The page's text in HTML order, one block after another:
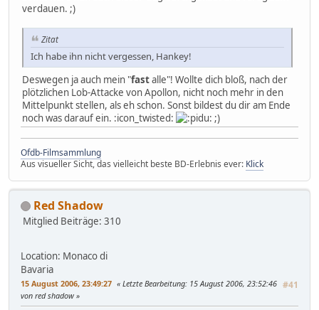
verdauen. ;)
Zitat
Ich habe ihn nicht vergessen, Hankey!
Deswegen ja auch mein "fastalle"! Wollte dich bloß, nach der
plötzlichen Lob-Attacke von Apollon, nicht noch mehr in den
Mittelpunkt stellen, als eh schon. Sonst bildest du dir am Ende
noch was darauf ein. :icon_twisted:
;)
Ofdb-Filmsammlung
Aus visueller Sicht, das vielleicht beste BD-Erlebnis ever: Klick
Red Shadow
Mitglied Beiträge: 310
Location: Monaco di
Bavaria
15 August 2006, 23:49:27 #41
Letzte Bearbeitung: 15 August 2006, 23:52:46
von red shadow